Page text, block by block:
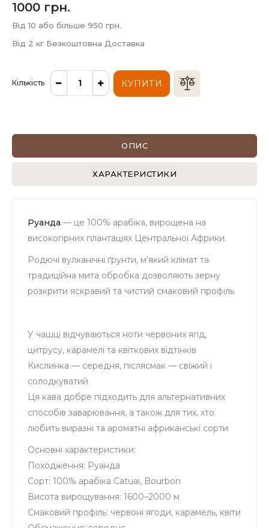
1000 грн.
Від 10 або більше 950 грн.
Від 2 кг Безкоштовна Доставка
Кількість КУПИТИ
ОПИС
ХАРАКТЕРИСТИКИ
Руанда — це 100% арабіка, вирощена на
високогірних плантаціях Центральної Африки.
Родючі вулканічні ґрунти, м’який клімат та
традиційна мита обробка дозволяють зерну
розкрити яскравий та чистий смаковий профіль
У чашці відчуваються ноти червоних ягід,
цитрусу, карамелі та квіткових відтінків
Кислинка — середня, післясмак — свіжий і
солодкуватий
Ця кава добре підходить для альтернативних
способів заварювання, а також для тих, хто
любить виразні та ароматні африканські сорти
Основні характеристики:
Походження: Руанда
Сорт: 100% арабіка Catuai, Bourbon
Висота вирощування: 1600–2000 м
Смаковий профіль: червоні ягоди, карамель, квіти